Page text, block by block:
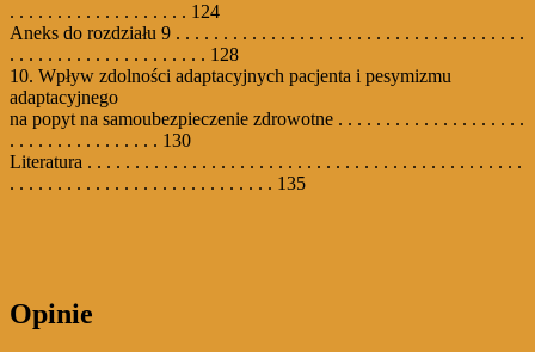
. . . . . . . . . . . . . . . . . . . 124
Aneks do rozdziału 9 . . . . . . . . . . . . . . . . . . . . . . . . . . . . . . . . . . . . .
. . . . . . . . . . . . . . . . . . . . . 128
10. Wpływ zdolności adaptacyjnych pacjenta i pesymizmu
adaptacyjnego
na popyt na samoubezpieczenie zdrowotne . . . . . . . . . . . . . . . . . . . .
. . . . . . . . . . . . . . . . 130
Literatura . . . . . . . . . . . . . . . . . . . . . . . . . . . . . . . . . . . . . . . . . . . . . .
. . . . . . . . . . . . . . . . . . . . . . . . . . . . 135
Opinie